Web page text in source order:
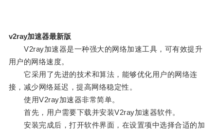
v2ray加速器最新版
V2ray加速器是一种强大的网络加速工具，可有效提升
用户的网络速度。
它采用了先进的技术和算法，能够优化用户的网络连
接，减少网络延迟，提高网络稳定性。
使用V2ray加速器非常简单。
首先，用户需要下载并安装V2ray加速器软件。
安装完成后，打开软件界面，在设置项中选择合适的加